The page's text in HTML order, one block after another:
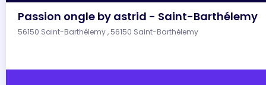
Passion ongle by astrid - Saint-Barthélemy
56150 Saint-Barthélemy , 56150 Saint-Barthélemy